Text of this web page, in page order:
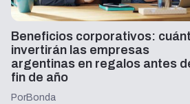
Beneficios corporativos:
invertirán las empresas
argentinas en regalos antes
fin de año
PorBonda